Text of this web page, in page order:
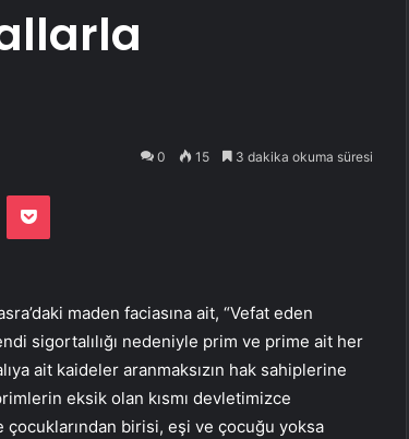
0 15 3 dakika okuma süresi
Pocket
maden faciasına ait, “Vefat eden
sigortalılığı nedeniyle prim ve prime ait her
ait kaideler aranmaksızın hak sahiplerine
eksik olan kısmı devletimizce
birisi, eşi ve çocuğu yoksa